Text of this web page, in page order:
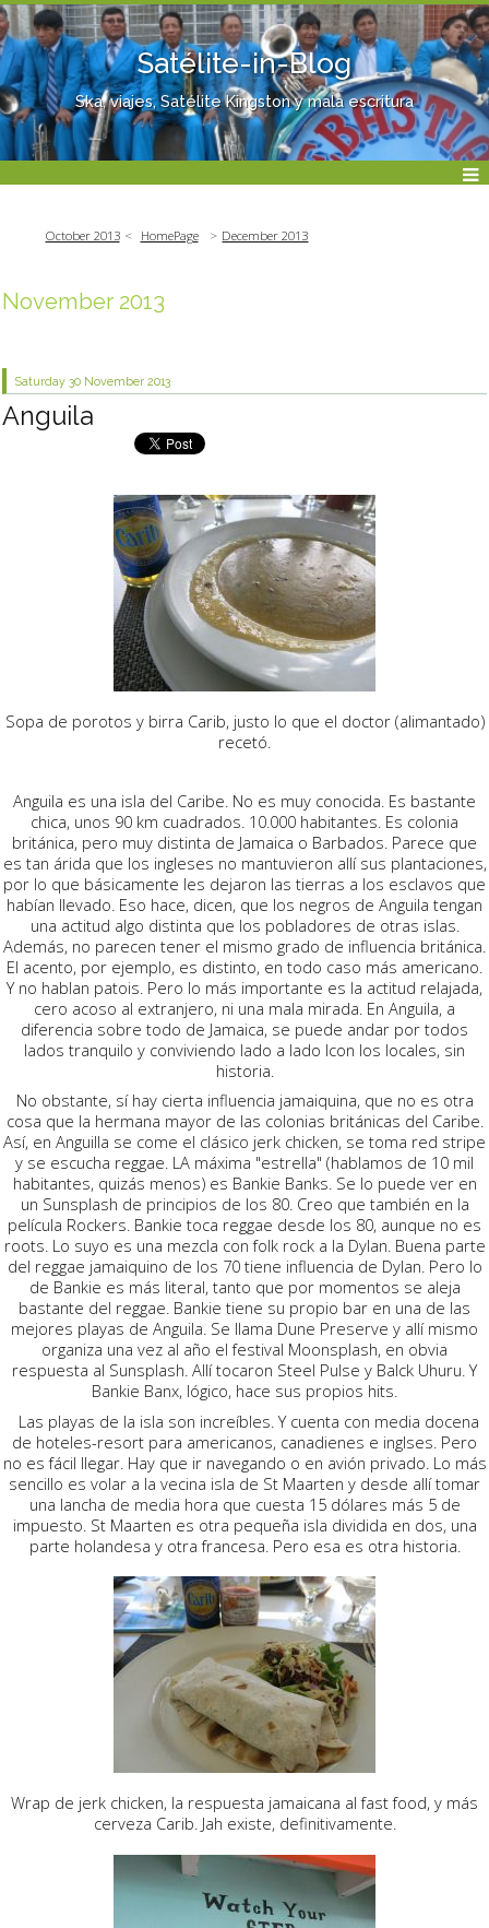
Satélite-in-Blog
Ska, viajes, Satélite Kingston y mala escritura
October 2013 HomePage December 2013
November 2013
Saturday 30 November 2013
Anguila
Sopa de porotos y birra Carib, justo lo que el doctor (alimantado)
recetó.
Anguila es una isla del Caribe. No es muy conocida. Es bastante
chica, unos 90 km cuadrados. 10.000 habitantes. Es colonia
británica, pero muy distinta de Jamaica o Barbados. Parece que
es tan árida que los ingleses no mantuvieron allí sus plantaciones,
por lo que básicamente les dejaron las tierras a los esclavos que
habían llevado. Eso hace, dicen, que los negros de Anguila tengan
una actitud algo distinta que los pobladores de otras islas.
Además, no parecen tener el mismo grado de influencia británica.
El acento, por ejemplo, es distinto, en todo caso más americano.
Y no hablan patois. Pero lo más importante es la actitud relajada,
cero acoso al extranjero, ni una mala mirada. En Anguila, a
diferencia sobre todo de Jamaica, se puede andar por todos
lados tranquilo y conviviendo lado a lado lcon los locales, sin
historia.
No obstante, sí hay cierta influencia jamaiquina, que no es otra
cosa que la hermana mayor de las colonias británicas del Caribe.
Así, en Anguilla se come el clásico jerk chicken, se toma red stripe
y se escucha reggae. LA máxima "estrella" (hablamos de 10 mil
habitantes, quizás menos) es Bankie Banks. Se lo puede ver en
un Sunsplash de principios de los 80. Creo que también en la
película Rockers. Bankie toca reggae desde los 80, aunque no es
roots. Lo suyo es una mezcla con folk rock a la Dylan. Buena parte
del reggae jamaiquino de los 70 tiene influencia de Dylan. Pero lo
de Bankie es más literal, tanto que por momentos se aleja
bastante del reggae. Bankie tiene su propio bar en una de las
mejores playas de Anguila. Se llama Dune Preserve y allí mismo
organiza una vez al año el festival Moonsplash, en obvia
respuesta al Sunsplash. Allí tocaron Steel Pulse y Balck Uhuru. Y
Bankie Banx, lógico, hace sus propios hits.
Las playas de la isla son increíbles. Y cuenta con media docena
de hoteles-resort para americanos, canadienes e inglses. Pero
no es fácil llegar. Hay que ir navegando o en avión privado. Lo más
sencillo es volar a la vecina isla de St Maarten y desde allí tomar
una lancha de media hora que cuesta 15 dólares más 5 de
impuesto. St Maarten es otra pequeña isla dividida en dos, una
parte holandesa y otra francesa. Pero esa es otra historia.
Wrap de jerk chicken, la respuesta jamaicana al fast food, y más
cerveza Carib. Jah existe, definitivamente.